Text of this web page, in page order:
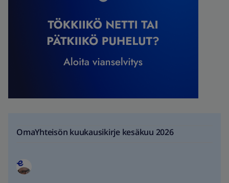
OmaYhteisön kuukausikirje kesäkuu 2026